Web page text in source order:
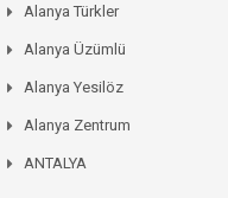
Alanya Türkler
Alanya Üzümlü
Alanya Yesilöz
Alanya Zentrum
ANTALYA